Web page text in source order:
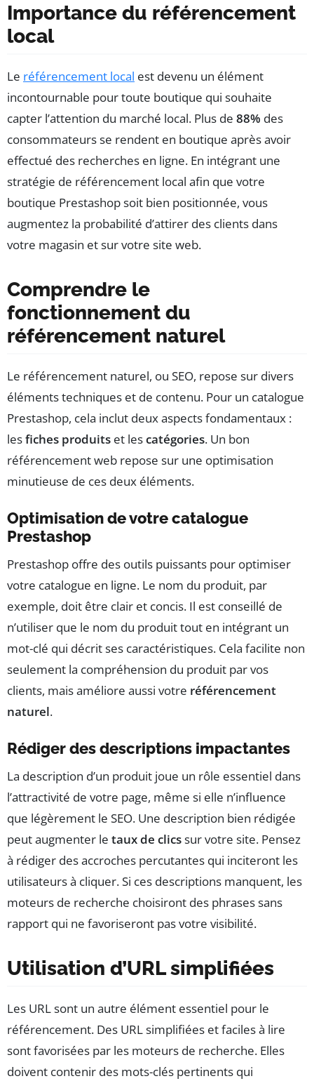
Importance du référencement
local
Le référencement local est devenu un élément
incontournable pour toute boutique qui souhaite
capter l’attention du marché local. Plus de 88% des
consommateurs se rendent en boutique après avoir
effectué des recherches en ligne. En intégrant une
stratégie de référencement local afin que votre
boutique Prestashop soit bien positionnée, vous
augmentez la probabilité d’attirer des clients dans
votre magasin et sur votre site web.
Comprendre le
fonctionnement du
référencement naturel
Le référencement naturel, ou SEO, repose sur divers
éléments techniques et de contenu. Pour un catalogue
Prestashop, cela inclut deux aspects fondamentaux :
lesfiches produits et lescatégories. Un bon
référencement web repose sur une optimisation
minutieuse de ces deux éléments.
Optimisation de votre catalogue
Prestashop
Prestashop offre des outils puissants pour optimiser
votre catalogue en ligne. Le nom du produit, par
exemple, doit être clair et concis. Il est conseillé de
n’utiliser que le nom du produit tout en intégrant un
mot-clé qui décrit ses caractéristiques. Cela facilite non
seulement la compréhension du produit par vos
clients, mais améliore aussi votre référencement
naturel.
Rédiger des descriptions impactantes
La description d’un produit joue un rôle essentiel dans
l’attractivité de votre page, même si elle n’influence
que légèrement le SEO. Une description bien rédigée
peut augmenter le taux de clicssur votre site. Pensez
à rédiger des accroches percutantes qui inciteront les
utilisateurs à cliquer. Si ces descriptions manquent, les
moteurs de recherche choisiront des phrases sans
rapport qui ne favoriseront pas votre visibilité.
Utilisation d’URL simplifiées
Les URL sont un autre élément essentiel pour le
référencement. Des URL simplifiées et faciles à lire
sont favorisées par les moteurs de recherche. Elles
doivent contenir des mots-clés pertinents qui